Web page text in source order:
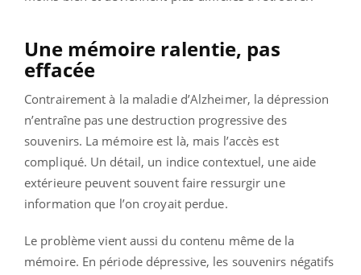
Une mémoire ralentie, pas
effacée
Contrairement à la maladie d’Alzheimer, la dépression
n’entraîne pas une destruction progressive des
souvenirs. La mémoire est là, mais l’accès est
compliqué. Un détail, un indice contextuel, une aide
extérieure peuvent souvent faire ressurgir une
information que l’on croyait perdue.
Le problème vient aussi du contenu même de la
mémoire. En période dépressive, les souvenirs négatifs